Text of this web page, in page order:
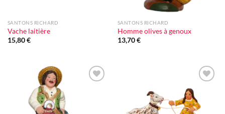
SANTONS RICHARD
Vache laitière
15,80€
SANTONS RICHARD
Homme olives à genoux
13,70€
Ajouter
à la liste
d'envie